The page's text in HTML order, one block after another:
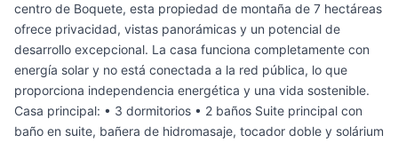
centro de Boquete, esta propiedad de montaña de 7 hectáreas
ofrece privacidad, vistas panorámicas y un potencial de
desarrollo excepcional. La casa funciona completamente con
energía solar y no está conectada a la red pública, lo que
proporciona independencia energética y una vida sostenible.
Casa principal: • 3 dormitorios • 2 baños Suite principal con
baño en suite, bañera de hidromasaje, tocador doble y solárium